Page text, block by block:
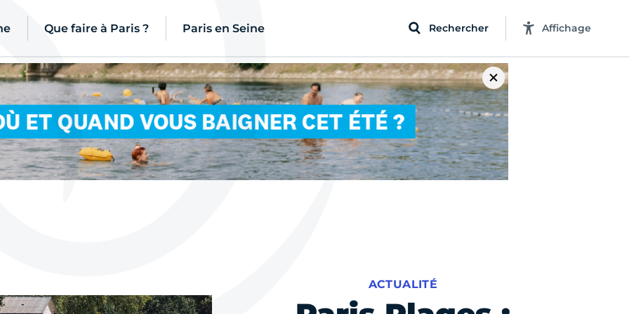
Que faire à Paris ? Paris en Seine Rechercher Affichage
ACTUALITÉ